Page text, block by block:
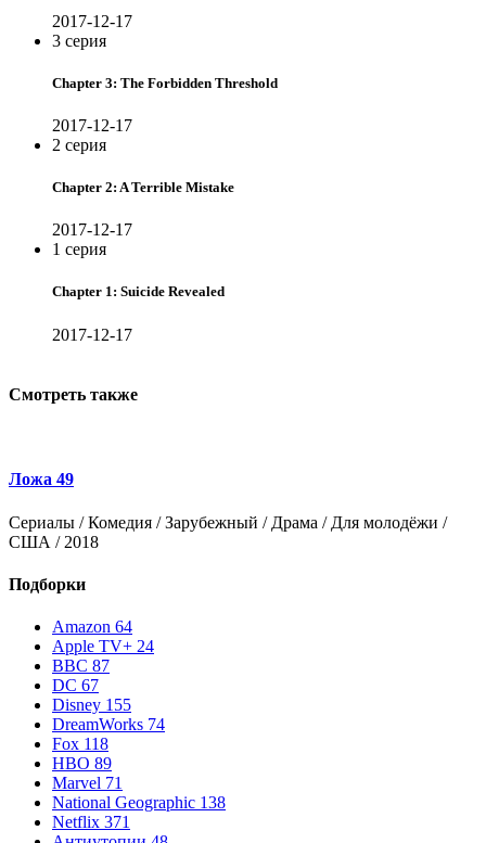
2017-12-17
3 серия
Chapter 3: The Forbidden Threshold
2017-12-17
2 серия
Chapter 2: A Terrible Mistake
2017-12-17
1 серия
Chapter 1: Suicide Revealed
2017-12-17
Смотреть также
Ложа 49
Сериалы / Комедия / Зарубежный / Драма / Для молодёжи /
США / 2018
Подборки
Amazon 64
Apple TV+ 24
BBC 87
DC 67
Disney 155
DreamWorks 74
Fox 118
HBO 89
Marvel 71
National Geographic 138
Netflix 371